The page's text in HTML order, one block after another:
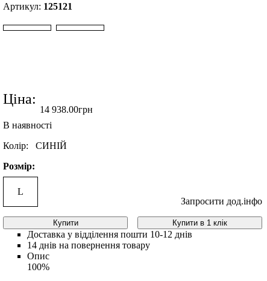
125121
Ціна:
14 938.00грн
Колір:
СИНІЙ
Розмір:
L
Запросити дод.інфо
Купити Купити в 1 клік
Доставка у відділення пошти 10-12 днів
14 днів на повернення товару
Опис
100%